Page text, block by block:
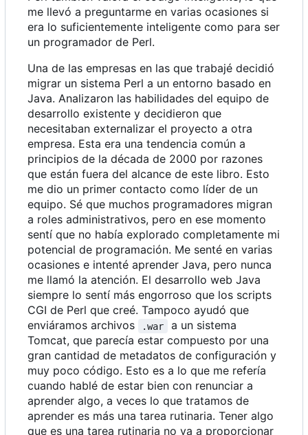
me llevó a preguntarme en varias ocasiones si
era lo suficientemente inteligente como para ser
un programador de Perl.
Una de las empresas en las que trabajé decidió
migrar un sistema Perl a un entorno basado en
Java. Analizaron las habilidades del equipo de
desarrollo existente y decidieron que
necesitaban externalizar el proyecto a otra
empresa. Esta era una tendencia común a
principios de la década de 2000 por razones
que están fuera del alcance de este libro. Esto
me dio un primer contacto como líder de un
equipo. Sé que muchos programadores migran
a roles administrativos, pero en ese momento
sentí que no había explorado completamente mi
potencial de programación. Me senté en varias
ocasiones e intenté aprender Java, pero nunca
me llamó la atención. El desarrollo web Java
siempre lo sentí más engorroso que los scripts
CGI de Perl que creé. Tampoco ayudó que
enviáramos archivos
.war
a un sistema
Tomcat, que parecía estar compuesto por una
gran cantidad de metadatos de configuración y
muy poco código. Esto es a lo que me refería
cuando hablé de estar bien con renunciar a
aprender algo, a veces lo que tratamos de
aprender es más una tarea rutinaria. Tener algo
que es una tarea rutinaria no va a proporcionar